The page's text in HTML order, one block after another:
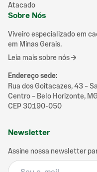
Atacado
Sobre Nós
Viveiro especializado em
em Minas Gerais.
Leia mais sobre nós
Endereço sede:
Rua dos Goitacazes, 43 –
Centro – Belo Horizonte, MG
CEP 30190-050
Newsletter
Assine nossa newsletter